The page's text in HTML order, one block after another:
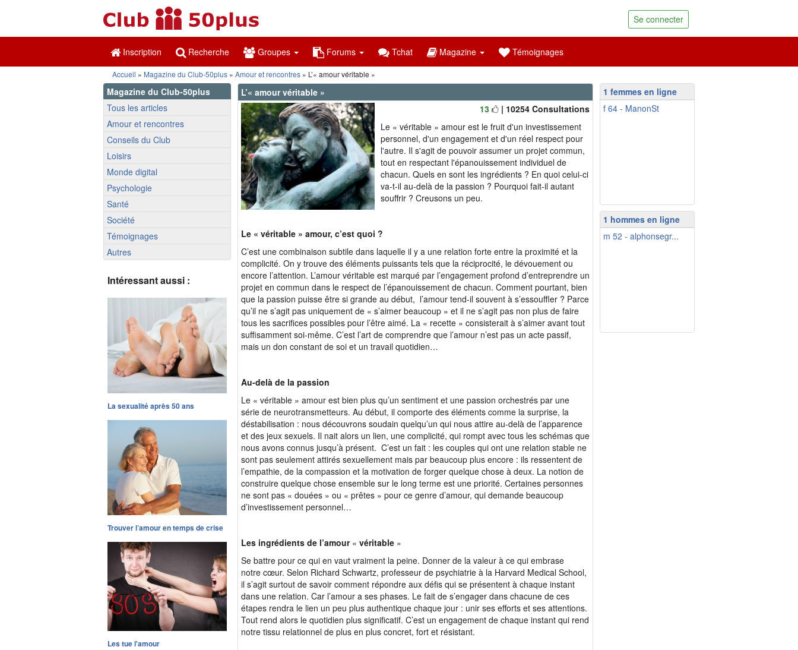
Se connecter
Inscription Recherche Groupes Forums Tchat Magazine Témoignages
Accueil » Magazine du Club-50plus » Amour et rencontres » L’« amour véritable »
Magazine du Club-50plus
Tous les articles
Amour et rencontres
Conseils du Club
Loisirs
Monde digital
Psychologie
Santé
Société
Témoignages
Autres
Intéressant aussi :
La sexualité après 50 ans
Trouver l’amour en temps de crise
Les tue l'amour
L’« amour véritable »
13
| 10254 Consultations
Le « véritable » amour est le fruit d'un investissement
personnel, d'un engagement et d'un réel respect pour
l'autre. Il s'agit de pouvoir assumer un projet commun,
tout en respectant l'épanouissement individuel de
chacun. Quels en sont les ingrédients ? En quoi celui-ci
va-t-il au-delà de la passion ? Pourquoi fait-il autant
souffrir ? Creusons un peu.
Le « véritable » amour, c’est quoi ?
C’est une combinaison subtile dans laquelle il y a une relation forte entre la proximité et la
complicité. On y trouve des éléments puissants tels que la réciprocité, le dévouement ou
encore l’attention. L’amour véritable est marqué par l’engagement profond d’entreprendre un
projet en commun dans le respect de l’épanouissement de chacun. Comment pourtant, bien
que la passion puisse être si grande au début, l’amour tend-il souvent à s’essouffler ? Parce
qu’il ne s’agit pas uniquement de « s’aimer beaucoup » et il ne s’agit pas non plus de faire
tous les sacrifices possibles pour l’être aimé. La « recette » consisterait à s’aimer avant tout
suffisamment soi-même. C’est l’art de comprendre que l’amour n’est pas un acte passif,
mais un don constant de soi et un travail quotidien…
Au-delà de la passion
Le « véritable » amour est bien plus qu’un sentiment et une passion orchestrés par une
série de neurotransmetteurs. Au début, il comporte des éléments comme la surprise, la
déstabilisation : nous découvrons soudain quelqu’un qui nous attire au-delà de l’apparence
et des jeux sexuels. Il nait alors un lien, une complicité, qui rompt avec tous les schémas que
nous avons connus jusqu’à présent. C’est un fait : les couples qui ont une relation stable ne
sont pas seulement attirés sexuellement mais par beaucoup plus encore : ils ressentent de
l’empathie, de la compassion et la motivation de forger quelque chose à deux. La notion de
construire quelque chose ensemble sur le long terme est une priorité. Certaines personnes
ne sont pas « douées » ou « prêtes » pour ce genre d’amour, qui demande beaucoup
d’investissement personnel…
Les ingrédients de l’amour « véritable »
Se battre pour ce qui en vaut vraiment la peine. Donner de la valeur à ce qui embrase
notre cœur. Selon Richard Schwartz, professeur de psychiatrie à la Harvard Medical School,
il s’agit surtout de savoir comment répondre aux défis qui se présentent à chaque instant
dans une relation. Car l’amour a ses phases. Le fait de s’engager dans chacune de ces
étapes rendra le lien un peu plus authentique chaque jour : unir ses efforts et ses attentions.
Tout rend alors le quotidien plus significatif. C’est un engagement de chaque instant qui rend
notre tissu relationnel de plus en plus concret, fort et résistant.
1 femmes en ligne
f 64 - ManonSt
1 hommes en ligne
m 52 - alphonsegr...